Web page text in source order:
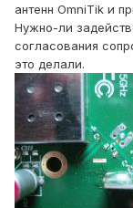
антенн OmniTik и
Нужно-ли
согласования
это делали.